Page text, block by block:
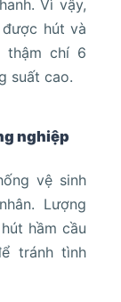
Vì vậy,
hút và
thậm chí 6
suất cao.
nghiệp
vệ sinh
Lượng
hầm cầu
tránh tình